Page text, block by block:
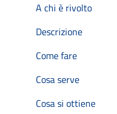
A chi è rivolto
Descrizione
Come fare
Cosa serve
Cosa si ottiene